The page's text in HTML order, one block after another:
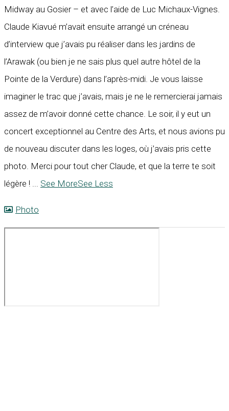
Midway au Gosier – et avec l’aide de Luc Michaux-Vignes.
Claude Kiavué m’avait ensuite arrangé un créneau
d’interview que j’avais pu réaliser dans les jardins de
l’Arawak (ou bien je ne sais plus quel autre hôtel de la
Pointe de la Verdure) dans l’après-midi. Je vous laisse
imaginer le trac que j’avais, mais je ne le remercierai jamais
assez de m’avoir donné cette chance. Le soir, il y eut un
concert exceptionnel au Centre des Arts, et nous avions pu
de nouveau discuter dans les loges, où j’avais pris cette
photo. Merci pour tout cher Claude, et que la terre te soit
légère !
See MoreSee Less
Photo